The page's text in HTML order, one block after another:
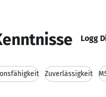
Logg
Zuverlässigkeit